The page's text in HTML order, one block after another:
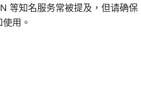
等知名服务常被提及，但请确保
用。